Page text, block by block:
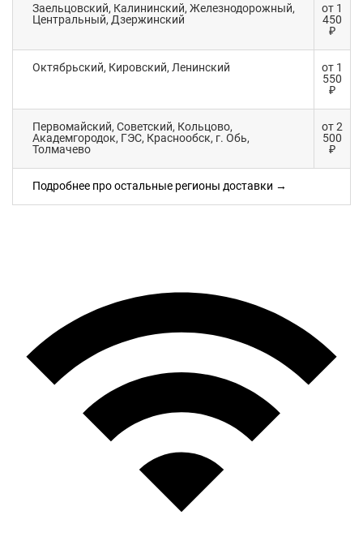
Заельцовский, Калининский, Железнодорожный,
Центральный, Дзержинский
от 1
450
₽
Октябрьский, Кировский, Ленинский
от 1
550
₽
Первомайский, Советский, Кольцово,
Академгородок, ГЭС, Краснообск, г. Обь,
Толмачево
от 2
500
₽
Подробнее про остальные регионы доставки →